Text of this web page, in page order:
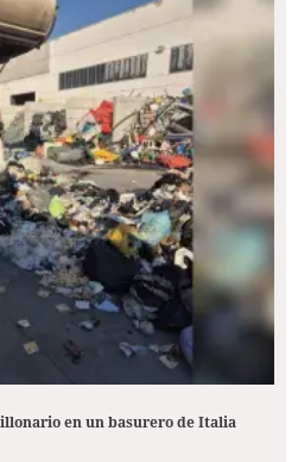
en un basurero de Italia